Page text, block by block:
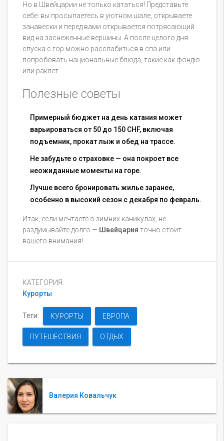
Но в Швейцарии не только кататься! Представьте
себе: вы просыпаетесь в уютном шале, открываете
занавески и перед вами открывается потрясающий
вид на заснеженные вершины. А после целого дня
спуска с гор можно расслабиться в спа или
попробовать национальные блюда, такие как фондю
или раклет.
Полезные советы
Примерный бюджет на день катания может
варьироваться от 50 до 150 CHF, включая
подъемник, прокат лыж и обед на трассе.
Не забудьте о страховке — она покроет все
неожиданные моменты на горе.
Лучше всего бронировать жилье заранее,
особенно в высокий сезон с декабря по февраль.
Итак, если мечтаете о зимних каникулах, не
раздумывайте долго — Швейцария точно стоит
вашего внимания!
КАТЕГОРИЯ:
Курорты
Теги: КУРОРТЫ ЕВРОПА
ПУТЕШЕСТВИЯ ОТДЫХ
Валерия Ковальчук